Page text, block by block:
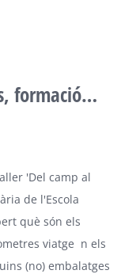
formació…
'Del camp al
de l'Escola
què són els
viatge n els
(no) embalatges